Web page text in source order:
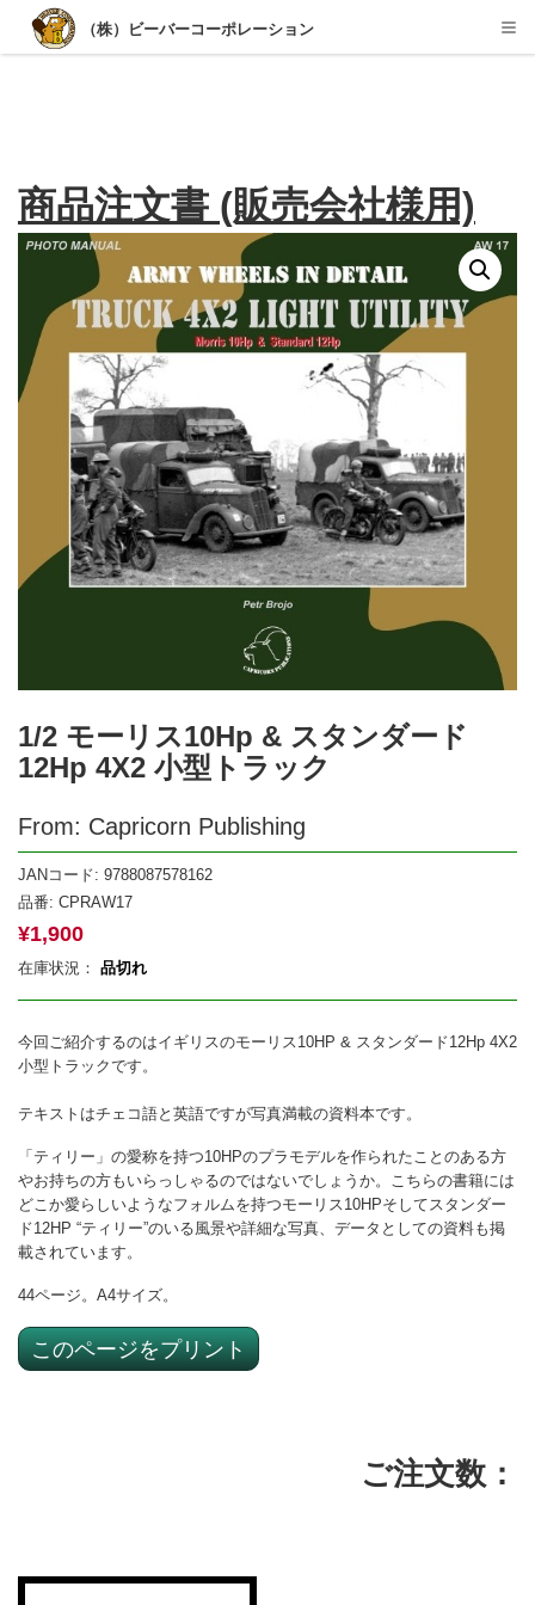
Desktop View（株）ビーバーコーポレーション
商品注文書 (販売会社様用)
1/2 モーリス10Hp & スタンダード
12Hp 4X2 小型トラック
From: Capricorn Publishing
JANコード: 9788087578162
品番: CPRAW17
¥1,900
在庫状況： 品切れ
今回ご紹介するのはイギリスのモーリス10HP & スタンダード12Hp 4X2
小型トラックです。
テキストはチェコ語と英語ですが写真満載の資料本です。
「ティリー」の愛称を持つ10HPのプラモデルを作られたことのある方
やお持ちの方もいらっしゃるのではないでしょうか。こちらの書籍には
どこか愛らしいようなフォルムを持つモーリス10HPそしてスタンダー
ド12HP “ティリー”のいる風景や詳細な写真、データとしての資料も掲
載されています。
44ページ。A4サイズ。
このページをプリント
ご注文数：